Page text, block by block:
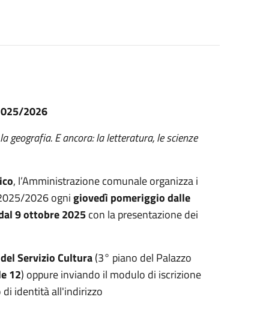
2026
geografia. E ancora: la letteratura, le scienze
, l’Amministrazione comunale organizza i
2026 ognigiovedì pomeriggio dalle
9 ottobre 2025con la presentazione dei
Servizio Cultura(3° piano del Palazzo
12) oppure inviando il modulo di iscrizione
di identità all'indirizzo